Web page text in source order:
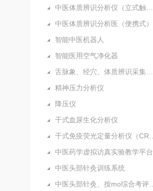
中医体质辨识分析医（便携式）
智能中医机器人
智能医用空气净化器
精神压力分析仪
降压仪
干式血尿生化分析仪
中医药学虚拟访真实验教学平台
中医头部针灸训练系统